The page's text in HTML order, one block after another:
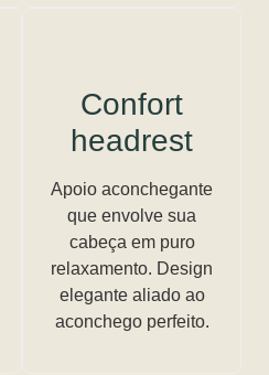
Confort
headrest
Apoio aconchegante
que envolve sua
cabeça em puro
relaxamento. Design
elegante aliado ao
aconchego perfeito.